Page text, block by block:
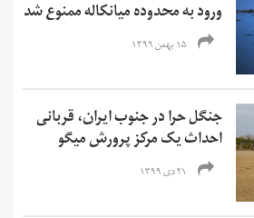
ورود به محدوده میانکاله ممنوع شد
۱۵ بهمن ۱۳۹۹
جنگل‌‌ حرا در جنوب ایران، قربانی
احداث یک مرکز پرورش میگو
۲۱ دی ۱۳۹۹